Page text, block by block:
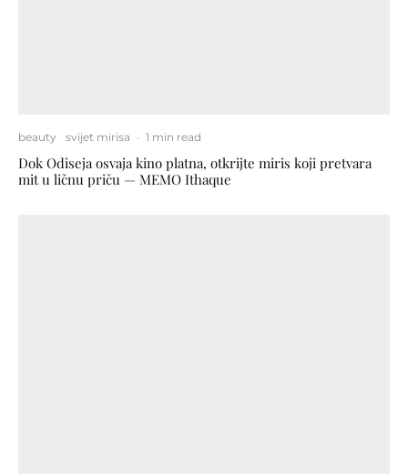
beauty svijet mirisa · 1 min read
Dok Odiseja osvaja kino platna, otkrijte miris koji pretvara
mit u ličnu priču — MEMO Ithaque